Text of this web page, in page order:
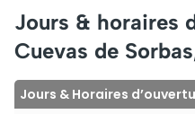
Jours & horaires
Cuevas de
Jours & Horaires